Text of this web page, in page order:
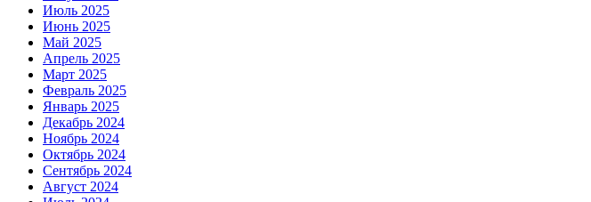
Июль 2025
Июнь 2025
Май 2025
Апрель 2025
Март 2025
Февраль 2025
Январь 2025
Декабрь 2024
Ноябрь 2024
Октябрь 2024
Сентябрь 2024
Август 2024